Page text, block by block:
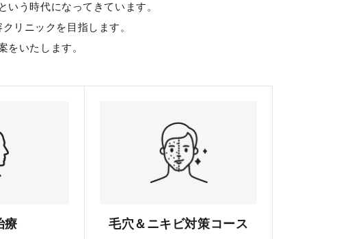
いう時代になってきています。
リニックを目指します。
をいたします。
療 毛穴＆ニキビ対策コース